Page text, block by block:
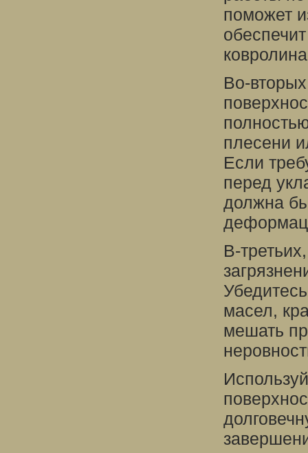
поможет
Во-
плесени
Если
перед
должна
В-
масел,
мешать